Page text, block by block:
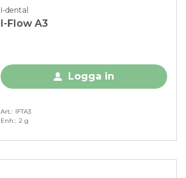
I-dental
I-Flow A3
Logga in
Art.
IFTA3
Enh. 2 g